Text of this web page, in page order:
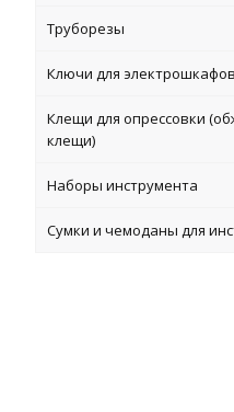
Труборезы
Ключи для электрошкафов
Клещи для опрессовки
клещи)
Наборы инструмента
Сумки и чемоданы для